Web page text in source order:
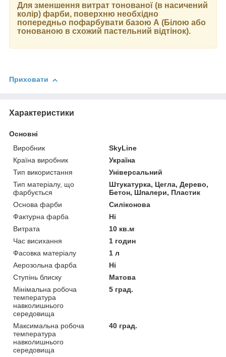
Для зменшення витрат тонованої (в насичений
колір) фарби, поверхню необхідно
попередньо пофарбувати базою А (Білою або
тонованою в схожий пастельний відтінок).
Приховати
Характеристики
Основні
Виробник
SkyLine
Країна виробник
Україна
Тип використання
Універсальний
Тип матеріалу, що
фарбується
Штукатурка, Цегла, Дерево,
Бетон, Шпалери, Пластик
Основа фарби
Силіконова
Фактурна фарба
Ні
Витрата
10 кв.м
Час висихання
1 годин
Фасовка матеріалу
1 л
Аерозольна фарба
Ні
Ступінь блиску
Матова
Мінімальна робоча
температура
навколишнього
середовища
5 град.
Максимальна робоча
температура
навколишнього
середовища
40 град.